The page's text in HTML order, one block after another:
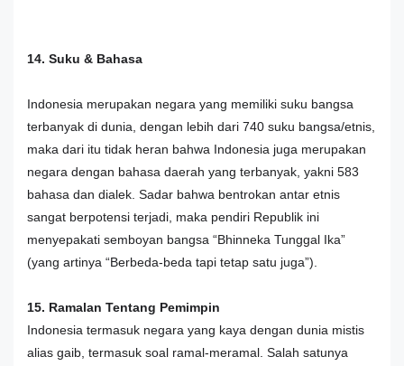
14. Suku & Bahasa
Indonesia merupakan negara yang memiliki suku bangsa
terbanyak di dunia, dengan lebih dari 740 suku bangsa/etnis,
maka dari itu tidak heran bahwa Indonesia juga merupakan
negara dengan bahasa daerah yang terbanyak, yakni 583
bahasa dan dialek. Sadar bahwa bentrokan antar etnis
sangat berpotensi terjadi, maka pendiri Republik ini
menyepakati semboyan bangsa “Bhinneka Tunggal Ika”
(yang artinya “Berbeda-beda tapi tetap satu juga”).
15. Ramalan Tentang Pemimpin
Indonesia termasuk negara yang kaya dengan dunia mistis
alias gaib, termasuk soal ramal-meramal. Salah satunya